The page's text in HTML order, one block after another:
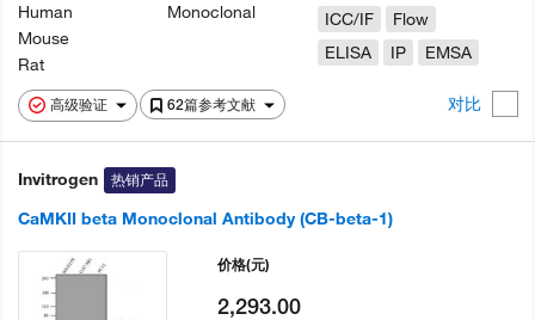
高级验证 62篇参考文献 对比
Human
Mouse
Rat
Monoclonal
ICC/IF
Flow
ELISA
IP EMSA
Invitrogen 热销产品
CaMKII beta Monoclonal Antibody (CB-beta-1)
价格(元)
2,293.00